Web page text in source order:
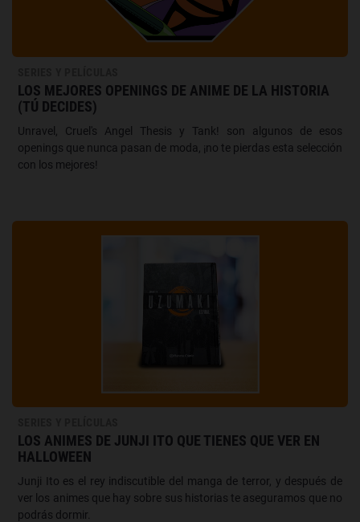
LOS MEJORES OPENINGS DE ANIME DE LA HISTORIA
(TÚ DECIDES)
Unravel, Cruel's Angel Thesis y Tank! son algunos de esos
openings que nunca pasan de moda, ¡no te pierdas esta selección
con los mejores!
LOS ANIMES DE JUNJI ITO QUE TIENES QUE VER EN
HALLOWEEN
Junji Ito es el rey indiscutible del manga de terror, y después de
ver los animes que hay sobre sus historias te aseguramos que no
podrás dormir.